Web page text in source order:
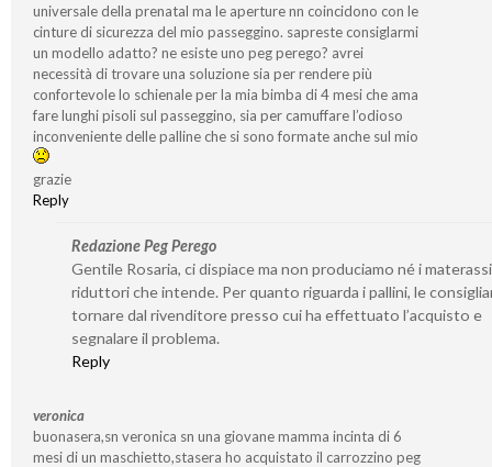
universale della prenatal ma le aperture nn coincidono con le
cinture di sicurezza del mio passeggino. sapreste consiglarmi
un modello adatto? ne esiste uno peg perego? avrei
necessità di trovare una soluzione sia per rendere più
confortevole lo schienale per la mia bimba di 4 mesi che ama
fare lunghi pisoli sul passeggino, sia per camuffare l’odioso
inconveniente delle palline che si sono formate anche sul mio
grazie
Reply
Redazione Peg Perego
Gentile Rosaria, ci dispiace ma non produciamo né i
riduttori che intende. Per quanto riguarda i pallini, le
tornare dal rivenditore presso cui ha effettuato l’acquisto e
segnalare il problema.
Reply
veronica
buonasera,sn veronica sn una giovane mamma incinta di 6
mesi di un maschietto,stasera ho acquistato il carrozzino peg